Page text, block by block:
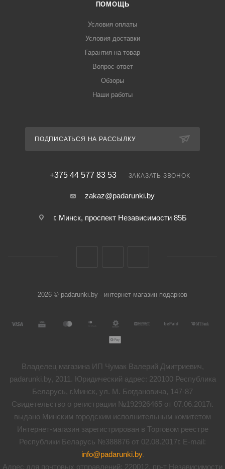
ПОМОЩЬ
Условия оплаты
Условия доставки
Гарантия на товар
Вопрос-ответ
Обзоры
Наши работы
ПОДПИСАТЬСЯ НА РАССЫЛКУ
+375 44 577 83 53 ЗАКАЗАТЬ ЗВОНОК
zakaz@padarunki.by
г. Минск, проспект Независимости 85Б
2026 © padarunki.by - интернет-магазин подарков
Владелец магазина ИП Чумак Валерий Дмитриевич,
padarunki.by, 2011. Юридический адрес: 220100 Республика
Беларусь, г.Минск, ул. М. Богдановича, 147-87
Свидетельство о регистрации №192926465 от 07.06.2017г.
выдано Минским городским исполнительным комитетом
Интернет-магазин зарегистрирован в Торговом реестре
Республики Беларусь №388876 от 02.08.2017г. E-mail:
info@padarunki.by.
Адрес для почтовых отправлений: 220012, пр-т Независимости